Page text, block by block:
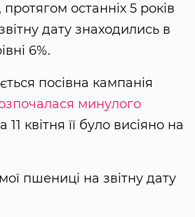
останніх 5 років
дату знаходились в
6%.
посівна кампанія
минулого
квітня її було висіяно на
пшениці на звітну дату